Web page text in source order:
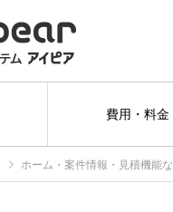
費用・料金
ホーム・案件情報・見積機能